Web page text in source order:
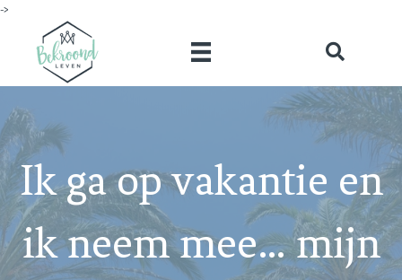
->
Ik ga op vakantie en
ik neem mee… mijn